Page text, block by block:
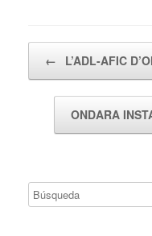
← L’ADL-AFIC
ONDARA